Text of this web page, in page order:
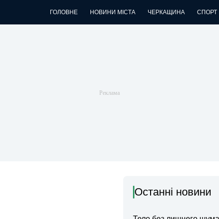
ГОЛОВНЕ НОВИНИ МІСТА ЧЕРКАЩИНА СПОРТ
Останні новини